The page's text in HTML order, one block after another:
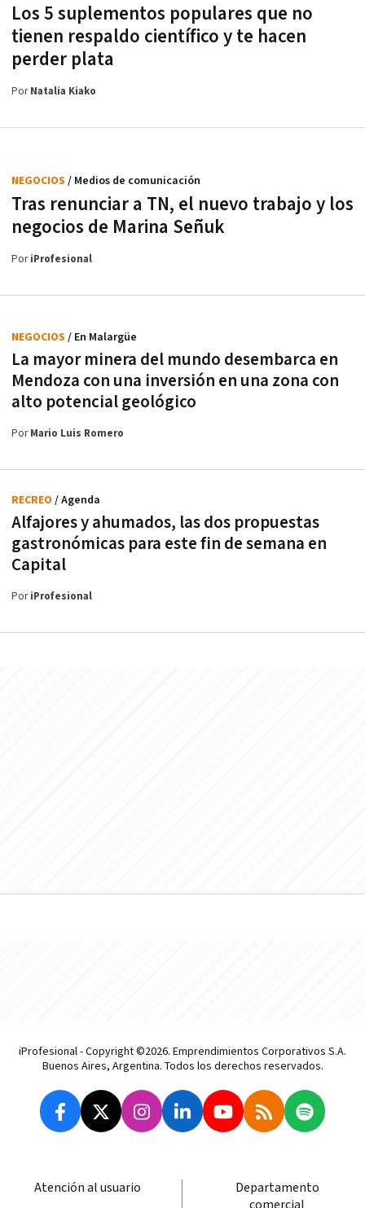
Los 5 suplementos populares que no
tienen respaldo científico y te hacen
perder plata
PorNatalia Kiako
Tras renunciar a TN, el nuevo trabajo y los
negocios de Marina Señuk
NEGOCIOS / Medios de comunicación
PoriProfesional
La mayor minera del mundo desembarca en
Mendoza con una inversión en una zona con
alto potencial geológico
NEGOCIOS / En Malargüe
PorMario Luis Romero
Alfajores y ahumados, las dos propuestas
gastronómicas para este fin de semana en
Capital
RECREO / Agenda
PoriProfesional
iProfesional - Copyright ©2026. Emprendimientos Corporativos S.A.
Buenos Aires, Argentina. Todos los derechos reservados.
Atención al usuario
Departamento